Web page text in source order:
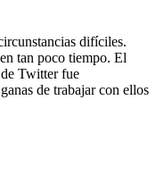
difíciles.
tan poco tiempo. El
Twitter fue
de trabajar con ellos